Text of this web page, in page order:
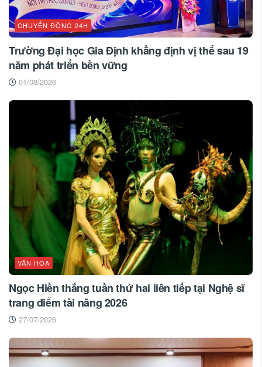
CHUYỂN ĐỘNG 24H
Trường Đại học Gia Định khẳng định vị thế sau 19
năm phát triển bền vững
01/08/2026
VĂN HÓA
Ngọc Hiền thắng tuần thứ hai liên tiếp tại Nghệ sĩ
trang điểm tài năng 2026
27/07/2026